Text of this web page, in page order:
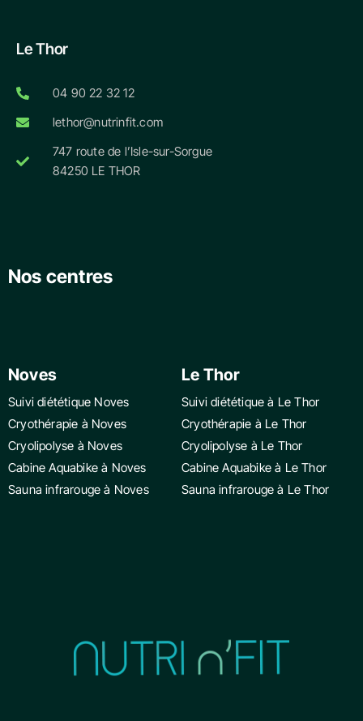
Le Thor
04 90 22 32 12
lethor@nutrinfit.com
747 route de l’Isle-sur-Sorgue
84250 LE THOR
Nos centres
Noves
Suivi diététique Noves
Cryothérapie à Noves
Cryolipolyse à Noves
Cabine Aquabike à Noves
Sauna infrarouge à Noves
Le Thor
Suivi diététique à Le Thor
Cryothérapie à Le Thor
Cryolipolyse à Le Thor
Cabine Aquabike à Le Thor
Sauna infrarouge à Le Thor